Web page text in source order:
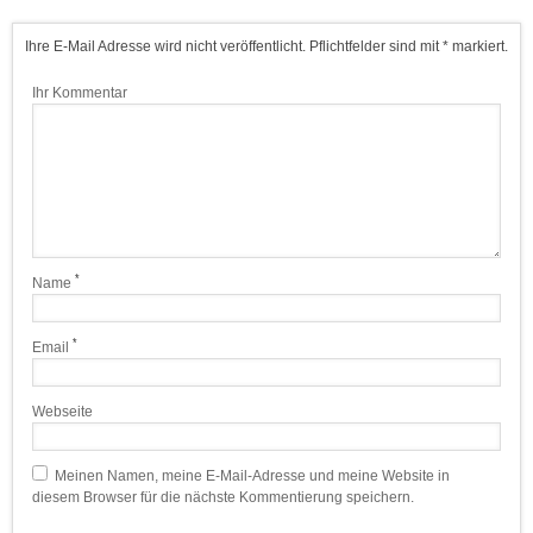
150
00
Praha 5 Golf Club Praha
152
00
Praha 5
StredaInak
00
Šárka
00
Vokovice
24
Bubeneč
168
00
Úholičky
Ihre E-Mail Adresse wird nicht veröffentlicht. Pflichtfelder sind mit * markiert.
Ihr Kommentar
Name *
Email *
Webseite
Meinen Namen, meine E-Mail-Adresse und meine Website in
diesem Browser für die nächste Kommentierung speichern.